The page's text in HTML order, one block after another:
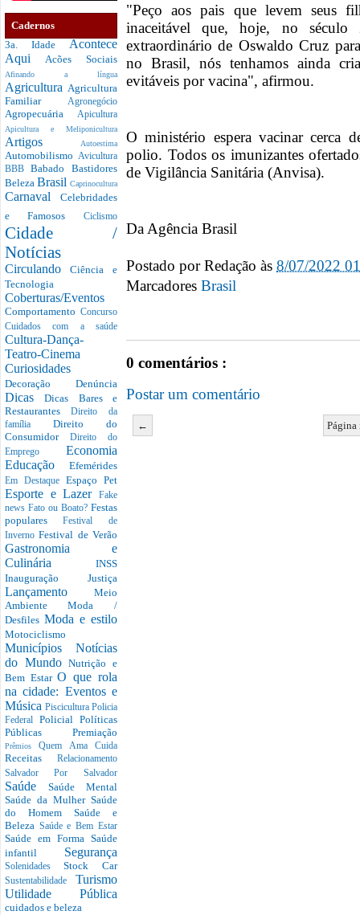
Cadernos
3a. Idade Acontece
Aqui Acões Sociais
Afinando a língua
Agricultura Agricultura
Familiar Agronegócio
Agropecuária Apicultura
Apicultura e Meliponicultura
Artigos Autoestima
Automobilismo Avicultura
BBBBabado Bastidores
Beleza Brasil Caprinocultura
Carnaval Celebridades
e Famosos Ciclismo
Cidade /
Notícias
CirculandoCiência e
Tecnologia
Coberturas/Eventos
Comportamento Concurso
Cuidados com a saúde
Cultura-Dança-
Teatro-Cinema
Curiosidades
Decoração Denúncia
DicasDicas Bares e
RestaurantesDireito da
família Direito do
Consumidor Direito do
Emprego Economia
Educação Efemérides
Em Destaque Espaço Pet
Esporte e Lazer
Fake
news Fato ou Boato? Festas
popularesFestival de
InvernoFestival de Verão
Gastronomia e
Culinária INSS
Inauguração Justiça
Lançamento Meio
AmbienteModa /
Desfiles Moda e estilo
Motociclismo
Municípios Notícias
do MundoNutrição e
Bem EstarO que rola
na cidade: Eventos e
Música Piscicultura Policia
Federal Policial Políticas
Públicas Premiação
PrêmiosQuem Ama Cuida
Receitas Relacionamento
Salvador Por Salvador
Saúde Saúde Mental
Saúde da Mulher Saúde
do Homem Saúde e
Beleza Saúde e Bem Estar
Saúde em Forma Saúde
infantil Segurança
SolenidadesStock Car
Sustentabilidade Turismo
Utilidade Pública
cuidados e beleza
"Peço aos pais que levem seus
inaceitável que, hoje, no
extraordinário de Oswaldo Cruz
no Brasil, nós tenhamos ainda
evitáveis por vacina", afirmou.
O ministério espera vacinar cerca
polio. Todos os imunizantes
de Vigilância Sanitária (Anvisa).
Da Agência Brasil
Postado porRedação às 8/07/2022
Marcadores Brasil
0 comentários :
Postar um comentário
←